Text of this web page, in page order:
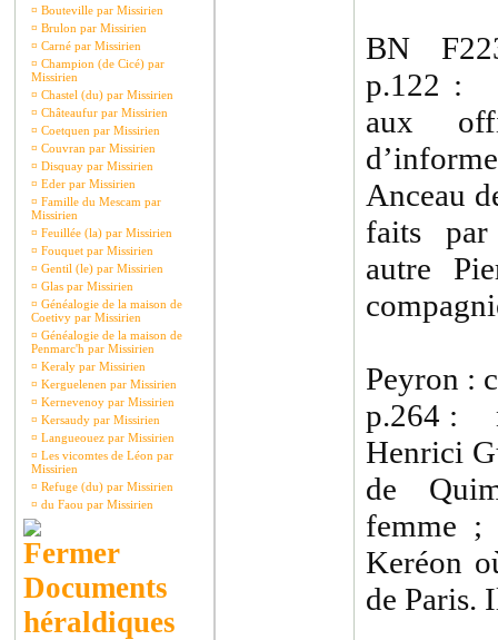
¤ Bouteville par Missirien
¤ Brulon par Missirien
¤ Carné par Missirien
¤ Champion (de Cicé) par
Missirien
¤ Chastel (du) par Missirien
¤ Châteaufur par Missirien
¤ Coetquen par Missirien
¤ Couvran par Missirien
¤ Disquay par Missirien
¤ Eder par Missirien
¤ Famille du Mescam par
Missirien
¤ Feuillée (la) par Missirien
¤ Fouquet par Missirien
¤ Gentil (le) par Missirien
¤ Glas par Missirien
¤ Généalogie de la maison de
Coetivy par Missirien
¤ Généalogie de la maison de
Penmarc'h par Missirien
¤ Keraly par Missirien
¤ Kerguelenen par Missirien
¤ Kernevenoy par Missirien
¤ Kersaudy par Missirien
¤ Langueouez par Missirien
¤ Les vicomtes de Léon par
Missirien
¤ Refuge (du) par Missirien
¤ du Faou par Missirien
Documents
héraldiques
BN
p.122 :
aux
Anceau
faits par
autre
Peyron :
p.264 :
Henrici
de
femme ;
Keréon
de Paris.